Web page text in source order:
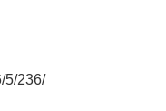
5/236/